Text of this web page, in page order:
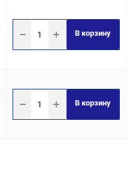
В корзину
В корзину